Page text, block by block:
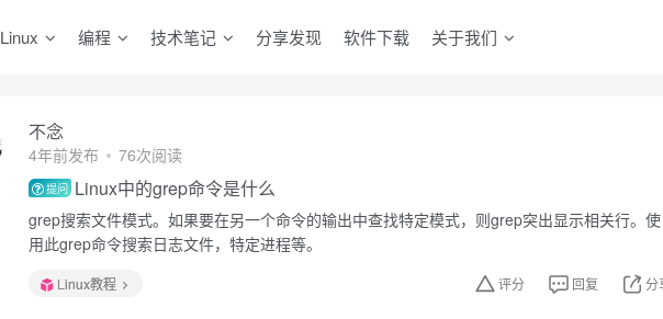
Linux 编程 技术笔记 分享发现 软件下载 关于我们
不念
4年前发布 76次阅读
提问 Linux中的grep命令是什么
grep搜索文件模式。如果要在另一个命令的输出中查找特定模式，则grep突出显示相关行。使
用此grep命令搜索日志文件，特定进程等。
Linux教程 评分 回复 分